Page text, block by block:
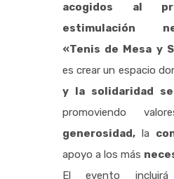
acogidos al
estimulación
«Tenis de Mesa y
es crear un espacio
y la solidaridad
promoviendo
generosidad, la
apoyo a los más
El evento